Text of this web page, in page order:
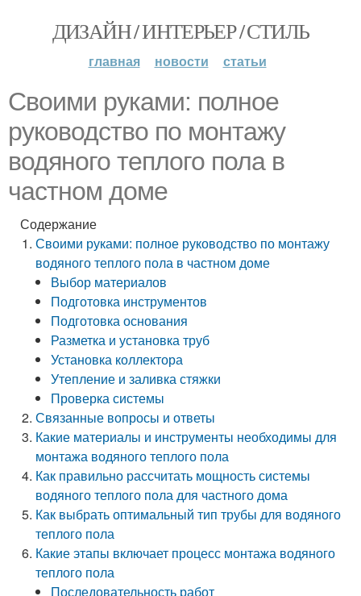
ДИЗАЙН / ИНТЕРЬЕР / СТИЛЬ
главная новости статьи
Своими руками: полное
руководство по монтажу
водяного теплого пола в
частном доме
Содержание
Своими руками: полное руководство по монтажу
водяного теплого пола в частном доме
Выбор материалов
Подготовка инструментов
Подготовка основания
Разметка и установка труб
Установка коллектора
Утепление и заливка стяжки
Проверка системы
Связанные вопросы и ответы
Какие материалы и инструменты необходимы для
монтажа водяного теплого пола
Как правильно рассчитать мощность системы
водяного теплого пола для частного дома
Как выбрать оптимальный тип трубы для водяного
теплого пола
Какие этапы включает процесс монтажа водяного
теплого пола
Последовательность работ